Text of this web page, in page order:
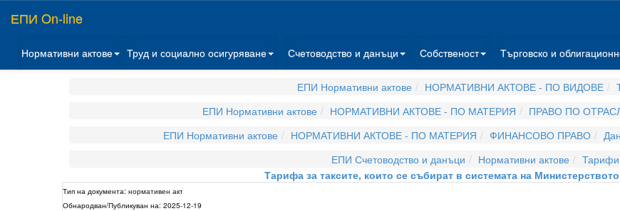
ЕПИ On-line
Нормативни актове Труд и социално осигуряване Счетоводство и данъци Собственост Търговско и
ЕПИ Нормативни актове НОРМАТИВНИ АКТОВЕ - ПО ВИДОВЕ
ЕПИ Нормативни актове
НОРМАТИВНИ АКТОВЕ - ПО МАТЕРИЯ ПРАВО ПО
ЕПИ Нормативни актове
НОРМАТИВНИ АКТОВЕ - ПО МАТЕРИЯ ФИНАНСОВО ПРАВО
ЕПИ Счетоводство и данъци
Нормативни актове
Тарифи
Тарифа за таксите, които се събират в системата на
Тип на документа: нормативен акт
Обнародван/Публикуван на: 2025-12-19